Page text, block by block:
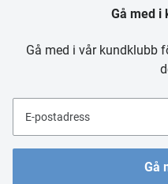
Gå med i
Gå med i vår kundklubb
E-postadress
Gå